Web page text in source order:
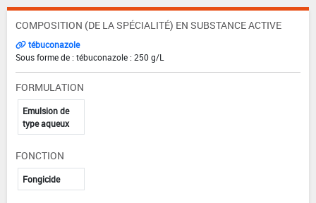
COMPOSITION (DE LA SPÉCIALITÉ) EN SUBSTANCE ACTIVE
tébuconazole
Sous forme de : tébuconazole : 250 g/L
FORMULATION
Emulsion de
type aqueux
FONCTION
Fongicide